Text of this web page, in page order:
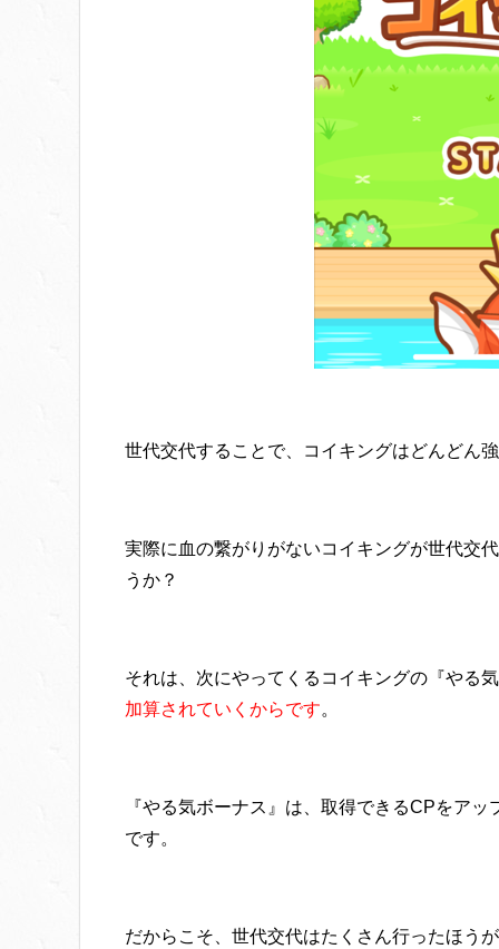
世代交代することで、コイキングはどんどん
実際に血の繋がりがないコイキングが世代交
うか？
それは、次にやってくるコイキングの『やる
加算されていくからです。
『やる気ボーナス』は、取得できるCPをア
です。
だからこそ、世代交代はたくさん行ったほうが